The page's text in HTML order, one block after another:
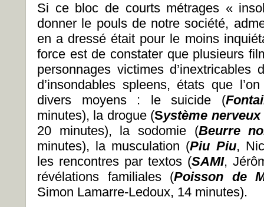
Si ce bloc de courts métrages «
donner le pouls de notre société,
en a dressé était pour le moins
force est de constater que plusieurs
personnages victimes d’inextricables
d’insondables spleens, états que
divers moyens : le suicide (
minutes), la drogue (Système
20 minutes), la sodomie (Beurre
minutes), la musculation (Piu Piu,
les rencontres par textos (SAMI,
révélations familiales (Poisson de
Simon Lamarre-Ledoux, 14 minutes).